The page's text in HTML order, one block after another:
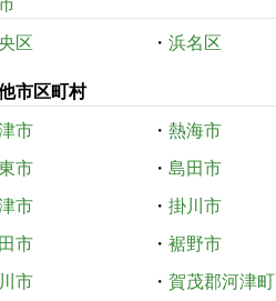
区 ・ 浜名区
市区町村
市 ・ 熱海市
市 ・ 島田市
市 ・ 掛川市
市 ・ 裾野市
市 ・ 賀茂郡河津町